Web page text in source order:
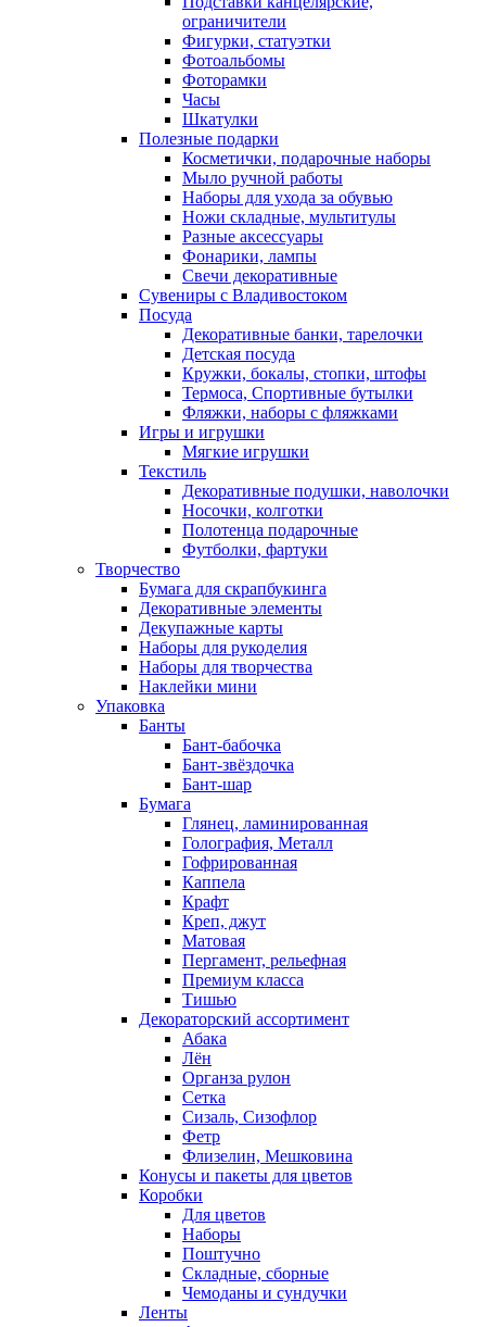
ограничители
Фигурки, статуэтки
Фотоальбомы
Фоторамки
Часы
Шкатулки
Полезные подарки
Косметички, подарочные наборы
Мыло ручной работы
Наборы для ухода за обувью
Ножи складные, мультитулы
Разные аксессуары
Фонарики, лампы
Свечи декоративные
Сувениры с Владивостоком
Посуда
Декоративные банки, тарелочки
Детская посуда
Кружки, бокалы, стопки, штофы
Термоса, Спортивные бутылки
Фляжки, наборы с фляжками
Игры и игрушки
Мягкие игрушки
Текстиль
Декоративные подушки, наволочки
Носочки, колготки
Полотенца подарочные
Футболки, фартуки
Творчество
Бумага для скрапбукинга
Декоративные элементы
Декупажные карты
Наборы для рукоделия
Наборы для творчества
Наклейки мини
Упаковка
Банты
Бант-бабочка
Бант-звёздочка
Бант-шар
Бумага
Глянец, ламинированная
Голография, Металл
Гофрированная
Каппела
Крафт
Креп, джут
Матовая
Пергамент, рельефная
Премиум класса
Тишью
Декораторский ассортимент
Абака
Лён
Органза рулон
Сетка
Сизаль, Сизофлор
Фетр
Флизелин, Мешковина
Конусы и пакеты для цветов
Коробки
Для цветов
Наборы
Поштучно
Складные, сборные
Чемоданы и сундучки
Ленты